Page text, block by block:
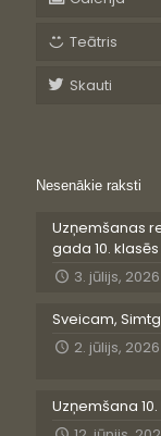
Teātris
Skauti
Nesenākie raksti
Uzņemšanas
gada 10. klasēs
3. jūlijs, 2026
Sveicam,
2. jūlijs, 2026
Uzņemšana